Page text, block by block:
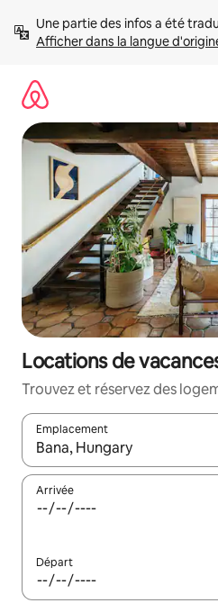
directement
Afficher dans la langue
Locations de
Trouvez et réservez des
Emplacement
Quand les résultats sont
Arrivée
Départ